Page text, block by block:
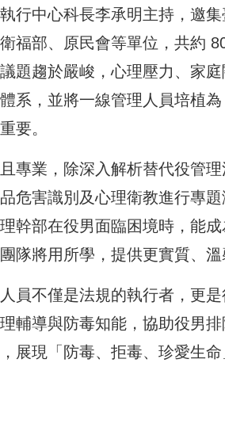
行中心科長李承明主持，邀集
福部、原民會等單位，共約
題趨於嚴峻，心理壓力、家
系，並將一線管理人員培植
要。
專業，除深入解析替代役管理
危害識別及心理衛教進行專
幹部在役男面臨困境時，能
隊將用所學，提供更實質、溫
員不僅是法規的執行者，更
輔導與防毒知能，協助役男
展現「防毒、拒毒、珍愛生命